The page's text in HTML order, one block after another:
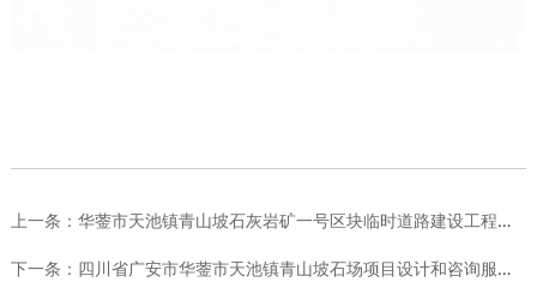
上一条： 华蓥市天池镇青山坡石灰岩矿一号区块临时道路建设工程施工竞争性...
下一条： 四川省广安市华蓥市天池镇青山坡石场项目设计和咨询服务机构 采...